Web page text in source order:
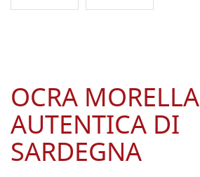
OCRA MORELLA
AUTENTICA DI
SARDEGNA